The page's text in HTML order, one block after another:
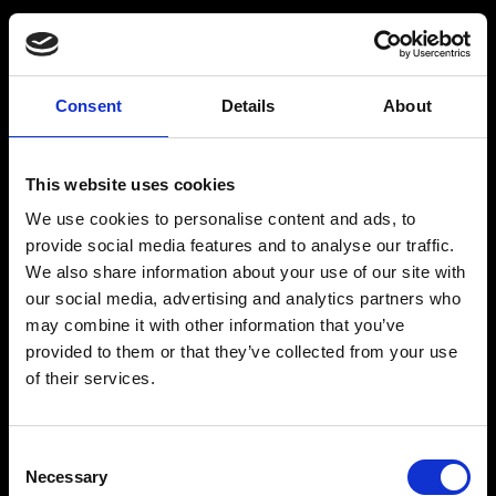
Consent Details About
This website uses cookies
We use cookies to personalise content and ads, to
provide social media features and to analyse our traffic.
We also share information about your use of our site with
our social media, advertising and analytics partners who
may combine it with other information that you’ve
provided to them or that they’ve collected from your use
of their services.
Selection
Necessary
JA NEJ
Accept af ovenstående
cookie og privatpolitik. Hvis du vil vide mere, kan du læse vores
Spritfabrikken
Brands/Produkter
Drinks
Webshop
Kontakt